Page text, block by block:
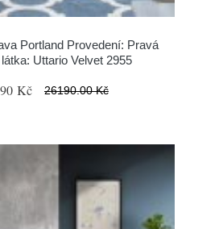
Portland Provedení: Pravá
Uttario Velvet 2955
Kč 26190.00 Kč